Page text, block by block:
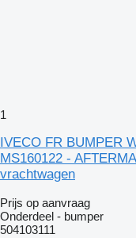
1
IVECO FR BUMPER
MS160122 -
vrachtwagen
Prijs op aanvraag
Onderdeel - bumper
504103111